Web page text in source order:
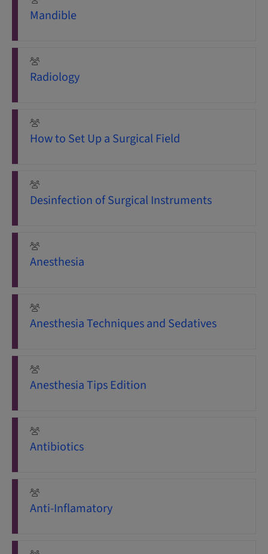
Mandible
Radiology
How to Set Up a Surgical Field
Desinfection of Surgical Instruments
Anesthesia
Anesthesia Techniques and Sedatives
Anesthesia Tips Edition
Antibiotics
Anti-Inflamatory